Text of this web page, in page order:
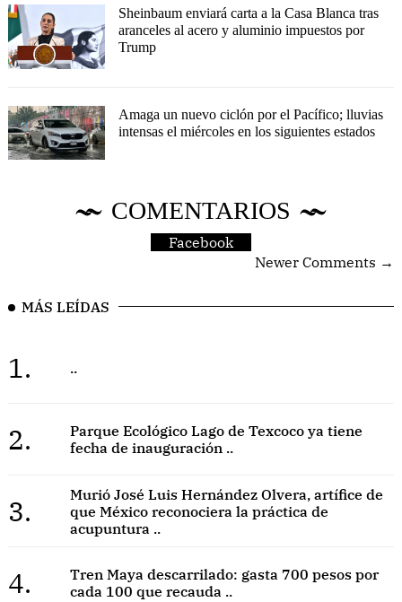
Sheinbaum enviará carta a la Casa Blanca tras
aranceles al acero y aluminio impuestos por
Trump
Amaga un nuevo ciclón por el Pacífico; lluvias
intensas el miércoles en los siguientes estados
COMENTARIOS
Facebook
Newer Comments →
MÁS LEÍDAS
1. ..
2.
Parque Ecológico Lago de Texcoco ya tiene
fecha de inauguración ..
3.
Murió José Luis Hernández Olvera, artífice de
que México reconociera la práctica de
acupuntura ..
4.
Tren Maya descarrilado: gasta 700 pesos por
cada 100 que recauda ..